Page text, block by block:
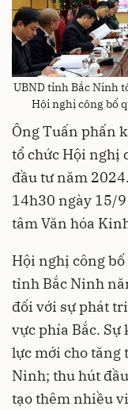
UBND tỉnh Bắc Ninh
Hội nghị công bố
Ông Tuấn phấn
tổ chức Hội nghị
đầu tư năm
14h30 ngày 15/
tâm Văn hóa
Hội nghị công
tỉnh Bắc Ninh
đối với sự phát
vực phía Bắc. Sự
lực mới cho tăng
Ninh; thu hút
tạo thêm nhiều